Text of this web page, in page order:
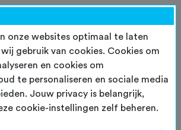
is geen
onze websites optimaal te laten
gebruik van cookies. Cookies om
en cookies om
te personaliseren en sociale media
Jouw privacy is belangrijk,
cookie-instellingen zelf beheren.